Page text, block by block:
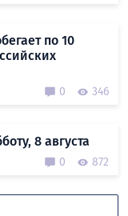
по 10
0 346
8 августа
0 872